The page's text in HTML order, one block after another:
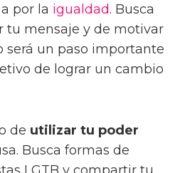
por la igualdad. Busca
tu mensaje y de motivar
será un paso importante
de lograr un cambio
de utilizar tu poder
Busca formas de